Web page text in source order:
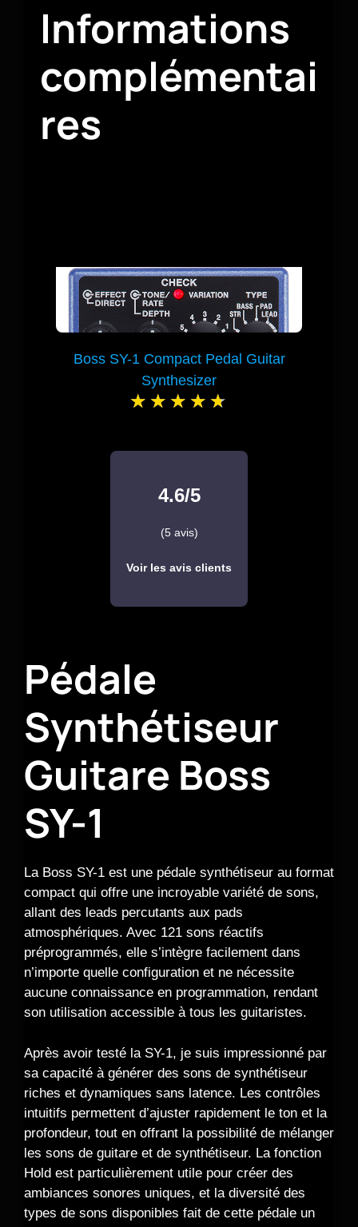
Informations
complémentai
res
Boss SY-1 Compact Pedal Guitar
Synthesizer
4.6/5
(5 avis)
Voir les avis clients
Pédale
Synthétiseur
Guitare Boss
SY-1
La Boss SY-1 est une pédale synthétiseur au format
compact qui offre une incroyable variété de sons,
allant des leads percutants aux pads
atmosphériques. Avec 121 sons réactifs
préprogrammés, elle s’intègre facilement dans
n’importe quelle configuration et ne nécessite
aucune connaissance en programmation, rendant
son utilisation accessible à tous les guitaristes.
Après avoir testé la SY-1, je suis impressionné par
sa capacité à générer des sons de synthétiseur
riches et dynamiques sans latence. Les contrôles
intuitifs permettent d’ajuster rapidement le ton et la
profondeur, tout en offrant la possibilité de mélanger
les sons de guitare et de synthétiseur. La fonction
Hold est particulièrement utile pour créer des
ambiances sonores uniques, et la diversité des
types de sons disponibles fait de cette pédale un